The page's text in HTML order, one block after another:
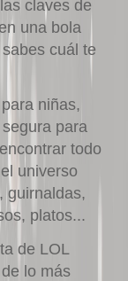
claves de
una bola
cuál te
niñas,
para
todo
universo
guirnaldas,
platos...
de LOL
lo más